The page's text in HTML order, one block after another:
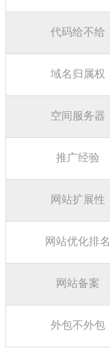
代码给不给
域名归属权
空间服务器
推广经验
网站扩展性
网站优化排名
网站备案
外包不外包